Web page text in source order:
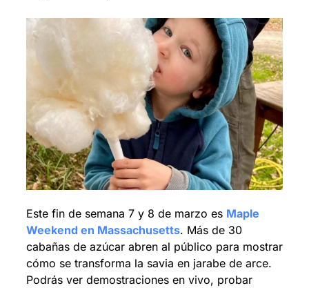
Este fin de semana 7 y 8 de marzo es Maple
Weekend en Massachusetts. Más de 30
cabañas de azúcar abren al público para mostrar
cómo se transforma la savia en jarabe de arce.
Podrás ver demostraciones en vivo, probar